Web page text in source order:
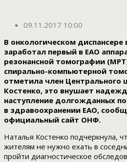
09.11.2017 10:00
В онкологическом
заработал первый в ЕАО
резонансной томографии
спирально-компьютерной
отметила член
Костенко, это внушает
наступление долгожданных
в здравоохранении ЕАО,
официальный сайт ОНФ.
Наталья Костенко подчеркнула,
жителям не нужно ехать в
пройти диагностическое